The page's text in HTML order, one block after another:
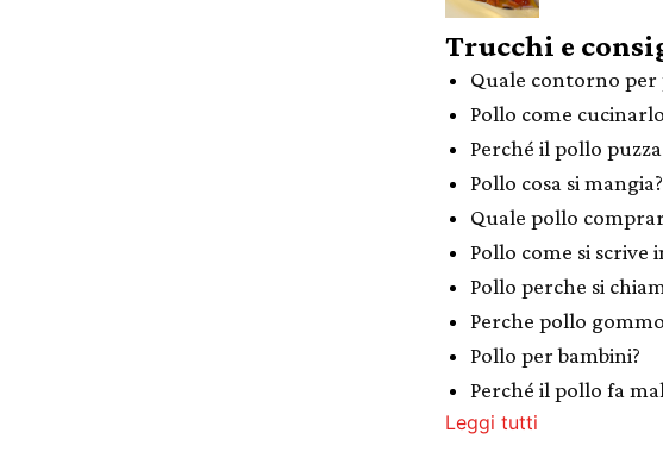
Trucchi e
Quale contorno per
Pollo come
Perché il pollo
Pollo cosa si mangia?
Quale pollo
Pollo come si scrive
Pollo perche si
Perche pollo
Pollo per bambini?
Perché il pollo fa
Leggi tutti